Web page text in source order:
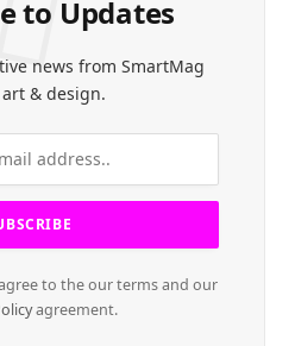
to Updates
news from SmartMag
& design.
to the our terms and our
agreement.